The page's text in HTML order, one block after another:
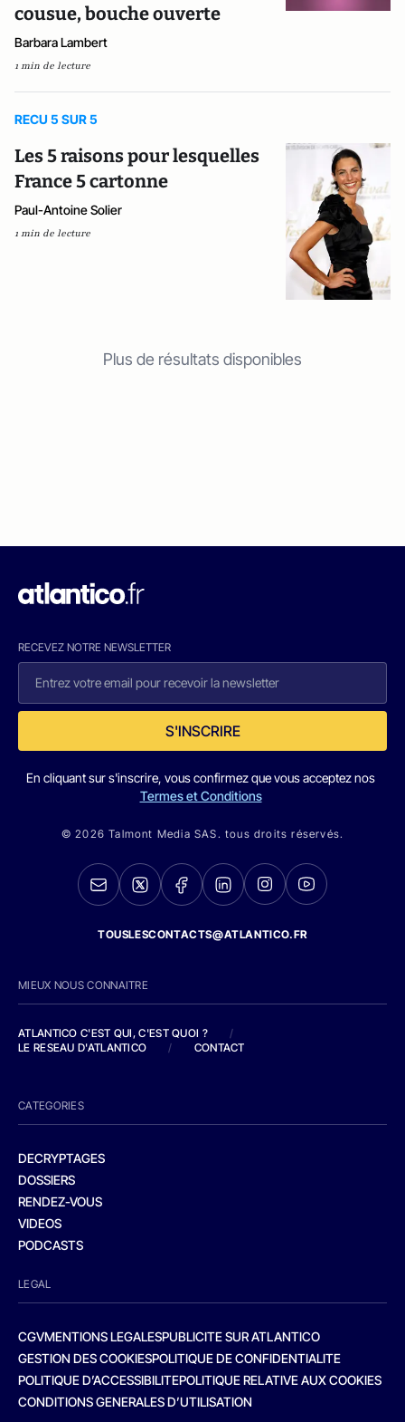
cousue, bouche ouverte
Barbara Lambert
1 min de lecture
RECU 5 SUR 5
Les 5 raisons pour lesquelles
France 5 cartonne
Paul-Antoine Solier
1 min de lecture
Plus de résultats disponibles
RECEVEZ NOTRE NEWSLETTER
S'INSCRIRE
En cliquant sur s'inscrire, vous confirmez que vous acceptez nos
Termes et Conditions
© 2026 Talmont Media SAS. tous droits réservés.
TOUSLESCONTACTS@ATLANTICO.FR
MIEUX NOUS CONNAITRE
ATLANTICO C'EST QUI, C'EST QUOI ?
/
LE RESEAU D'ATLANTICO
/ CONTACT
CATEGORIES
DECRYPTAGES
DOSSIERS
RENDEZ-VOUS
VIDEOS
PODCASTS
LEGAL
CGVMENTIONS LEGALESPUBLICITE SUR ATLANTICO
GESTION DES COOKIESPOLITIQUE DE CONFIDENTIALITE
POLITIQUE D’ACCESSIBILITEPOLITIQUE RELATIVE AUX COOKIES
CONDITIONS GENERALES D’UTILISATION